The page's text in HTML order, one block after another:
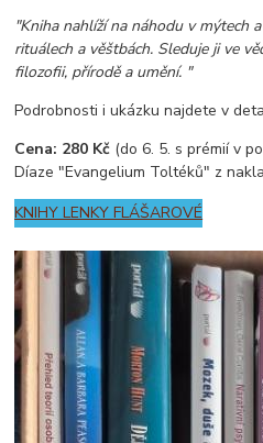
"Kniha nahlíží na náhodu v mýtech
rituálech a věštbách. Sleduje ji ve
filozofii, přírodě a umění. "
Podrobnosti i ukázku najdete v
Cena: 280 Kč (do 6. 5. s prémií v
Díaze "Evangelium Toltéků" z
KNIHY LENKY FLÁŠAROVÉ